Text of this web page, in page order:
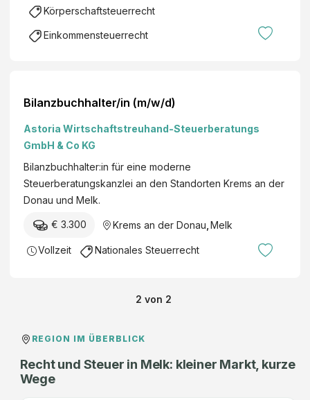
Körperschaftsteuerrecht
Einkommensteuerrecht
Bilanzbuchhalter/in (m/w/d)
Astoria Wirtschaftstreuhand-Steuerberatungs
GmbH & Co KG
Bilanzbuchhalter:in für eine moderne
Steuerberatungskanzlei an den Standorten Krems an der
Donau und Melk.
€ 3.300 Krems an der Donau,Melk
Vollzeit Nationales Steuerrecht
2 von 2
REGION IM ÜBERBLICK
Recht und Steuer in Melk: kleiner Markt, kurze
Wege